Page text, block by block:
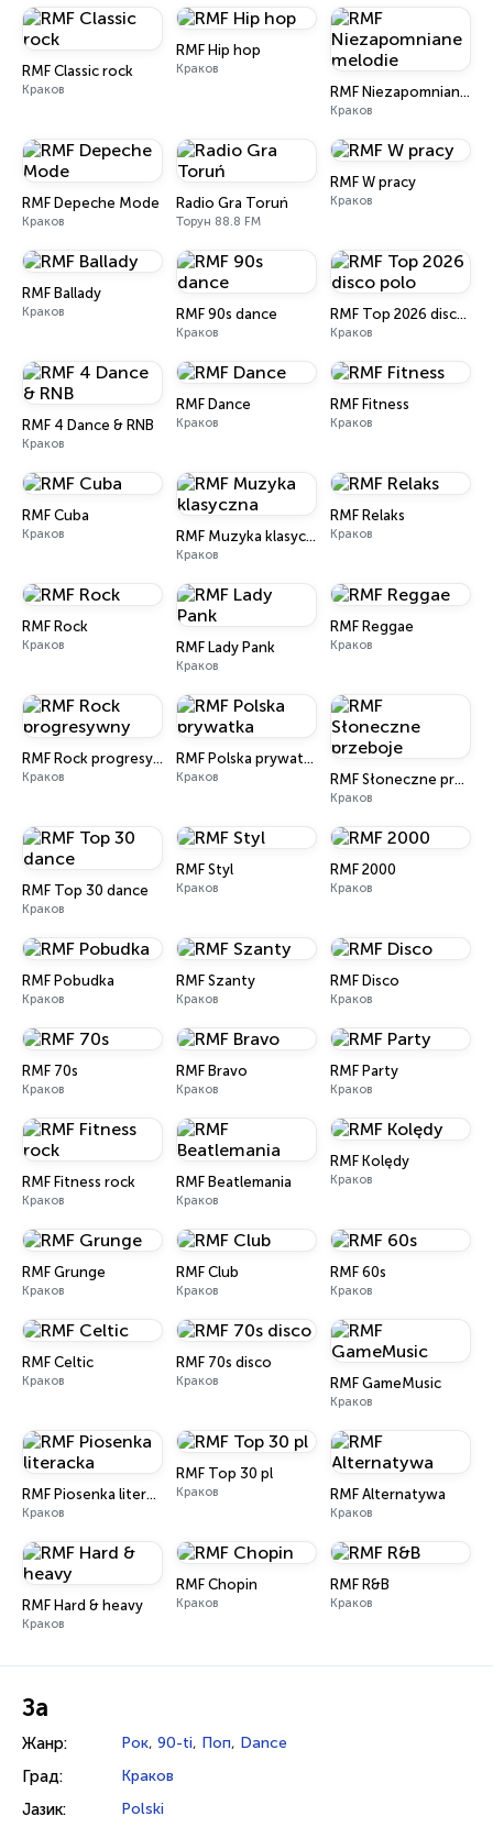
RMF Classic rock
Краков
RMF Hip hop
Краков
RMF Niezapomniane melodie
Краков
RMF Depeche Mode
Краков
Radio Gra Toruń
Торун 88.8 FM
RMF W pracy
Краков
RMF Ballady
Краков RMF 90s dance
Краков
RMF Top 2026 disco polo
Краков
RMF 4 Dance & RNB
Краков
RMF Dance
Краков
RMF Fitness
Краков
RMF Cuba
Краков RMF Muzyka klasyczna
Краков
RMF Relaks
Краков
RMF Rock
Краков RMF Lady Pank
Краков
RMF Reggae
Краков
RMF Rock progresywny
Краков
RMF Polska prywatka
Краков RMF Słoneczne przeboje
Краков
RMF Top 30 dance
Краков
RMF Styl
Краков
RMF 2000
Краков
RMF Pobudka
Краков
RMF Szanty
Краков
RMF Disco
Краков
RMF 70s
Краков
RMF Bravo
Краков
RMF Party
Краков
RMF Fitness rock
Краков
RMF Beatlemania
Краков
RMF Kolędy
Краков
RMF Grunge
Краков
RMF Club
Краков
RMF 60s
Краков
RMF Celtic
Краков
RMF 70s disco
Краков RMF GameMusic
Краков
RMF Piosenka literacka
Краков
RMF Top 30 pl
Краков RMF Alternatywa
Краков
RMF Hard & heavy
Краков
RMF Chopin
Краков
RMF R&B
Краков
За
Жанр: Рок, 90-ti, Поп, Dance
Град: Краков
Јазик: Polski